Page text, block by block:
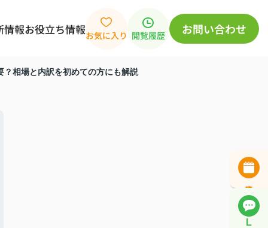
情報お役立ち情報お気に入り 閲覧履歴 お問い合わせ
L
相場と内訳を初めての方にも解説